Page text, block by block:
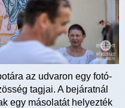
az udvaron egy fotó-
tagjai. A bejáratnál
egy másolatát helyezték